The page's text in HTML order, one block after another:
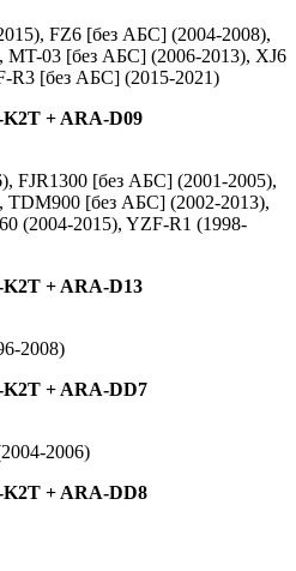
FZ6 [без АБС] (2004-2008),
MT-03 [без АБС] (2006-2013), XJ6
R3 [без АБС] (2015-2021)
+ ARA-D09
FJR1300 [без АБС] (2001-2005),
TDM900 [без АБС] (2002-2013),
(2004-2015), YZF-R1 (1998-
+ ARA-D13
2008)
K2T + ARA-DD7
2006)
K2T + ARA-DD8